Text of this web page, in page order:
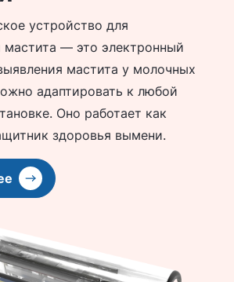
устройство для
мастита — это электронный
мастита у молочных
адаптировать к любой
Оно работает как
здоровья вымени.